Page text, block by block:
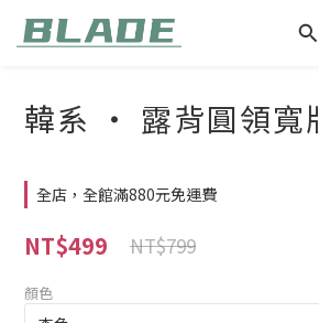
韓系 ‧ 露背圓領寬
全店，全館滿880元免運費
NT$499 NT$799
顏色